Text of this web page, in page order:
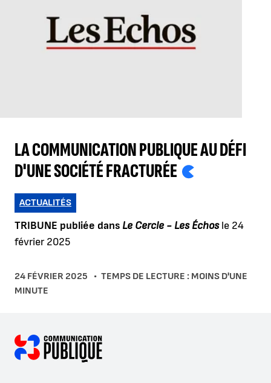
LA COMMUNICATION PUBLIQUE AU DÉFI
D'UNE SOCIÉTÉ FRACTURÉE
TRIBUNE publiée dans Le Cercle - Les Échosle 24
février 2025
ACTUALITÉS
24 FÉVRIER 2025
TEMPS DE LECTURE : MOINS D'UNE
MINUTE